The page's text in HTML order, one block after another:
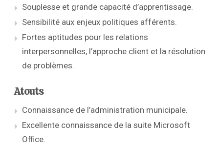
Souplesse et grande capacité d’apprentissage.
Sensibilité aux enjeux politiques afférents.
Fortes aptitudes pour les relations
interpersonnelles, l’approche client et la résolution
de problèmes.
Atouts
Connaissance de l’administration municipale.
Excellente connaissance de la suite Microsoft
Office.